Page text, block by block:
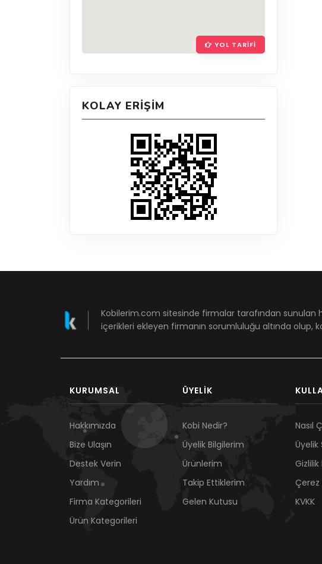
YOL TARIFI
KOLAY ERIŞIM
Kobilerim.com sitesinde firmalar tarafından
içerikleri ekleyen firmanın sorumluluğu altında
KURUMSAL
Hakkımızda
Bize Ulaşın
Destek Verin
Yardım
Firma Kategorileri
Ürün Kategorileri
ÜYELIK
Kobi Nedir?
Üyelik Bilgilerim
Ürünlerim
Takip Ettiklerim
Gelen Kutusu
Nasıl
Üyelik
Gizlilik
Çerez
KVKK